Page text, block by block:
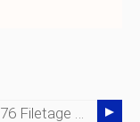
Fanuc G76 Filetage À Gauche G75 Exemple De Rainurage Tour CNC